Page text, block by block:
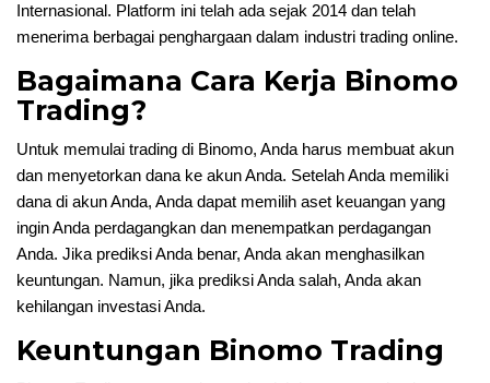
Internasional. Platform ini telah ada sejak 2014 dan telah
menerima berbagai penghargaan dalam industri trading online.
Bagaimana Cara Kerja Binomo
Trading?
Untuk memulai trading di Binomo, Anda harus membuat akun
dan menyetorkan dana ke akun Anda. Setelah Anda memiliki
dana di akun Anda, Anda dapat memilih aset keuangan yang
ingin Anda perdagangkan dan menempatkan perdagangan
Anda. Jika prediksi Anda benar, Anda akan menghasilkan
keuntungan. Namun, jika prediksi Anda salah, Anda akan
kehilangan investasi Anda.
Keuntungan Binomo Trading